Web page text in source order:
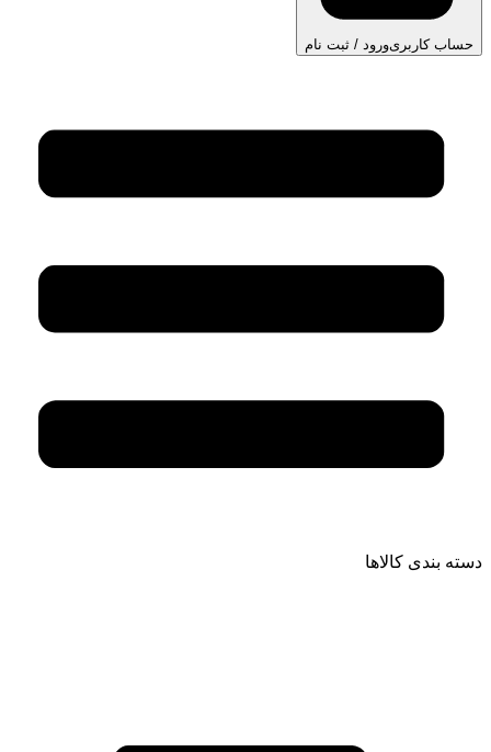
حساب کاربریورود / ثبت نام
دسته بندی کالاها